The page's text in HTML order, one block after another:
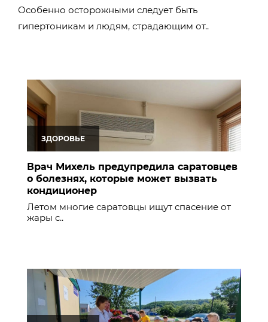
Особенно осторожными следует быть
гипертоникам и людям, страдающим от..
ЗДОРОВЬЕ
Врач Михель предупредила саратовцев
о болезнях, которые может вызвать
кондиционер
Летом многие саратовцы ищут спасение от
жары с..